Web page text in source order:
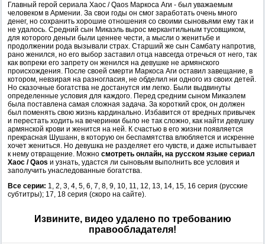
Главный герой сериала Хаос / Qaos Маркоса Аги - был уважаемым
человеком в Армении. За свои годы он смог заработать очень много
денег, но сохранить хорошие отношения со своими сыновьями ему так и
не удалось. Средний сын Микаэль вырос меркантильным тусовщиком,
для которого деньги были ценнее чести, а мысли о женитьбе и
продолжении рода вызывали страх. Старший же сын Самбату напротив,
рано женился, но его выбор заставил отца навсегда отречься от него, так
как вопреки его запрету он женился на девушке не армянского
происхождения. После своей смерти Маркоса Аги оставил завещание, в
котором, невзирая на разногласия, не обделил ни одного из своих детей.
Но сказочные богатства не достанутся им легко. Были выдвинуты
определенные условия для каждого. Перед средним сыном Микаэлем
была поставлена самая сложная задача. За короткий срок, он должен
был поменять свою жизнь кардинально. Избавится от вредных привычек
и перестать ходить на вечеринки было не так сложно, как найти девушку
армянской крови и женится на ней. К счастью в его жизни появляется
прекрасная Шушанн, в которую он беспамятства влюбляется и искренне
хочет жениться. Но девушка не разделяет его чувств, и даже испытывает
к нему отвращение. Можно смотреть онлайн, на русском языке сериал
Хаос / Qaos и узнать, удастся ли сыновьям выполнить все условия и
заполучить унаследованные богатства.
Все серии: 1, 2, 3, 4, 5, 6, 7, 8, 9, 10, 11, 12, 13, 14, 15, 16 серия (русские
субтитры); 17, 18 серия (скоро на сайте).
Извините, видео удалено по требованию
правообладателя!